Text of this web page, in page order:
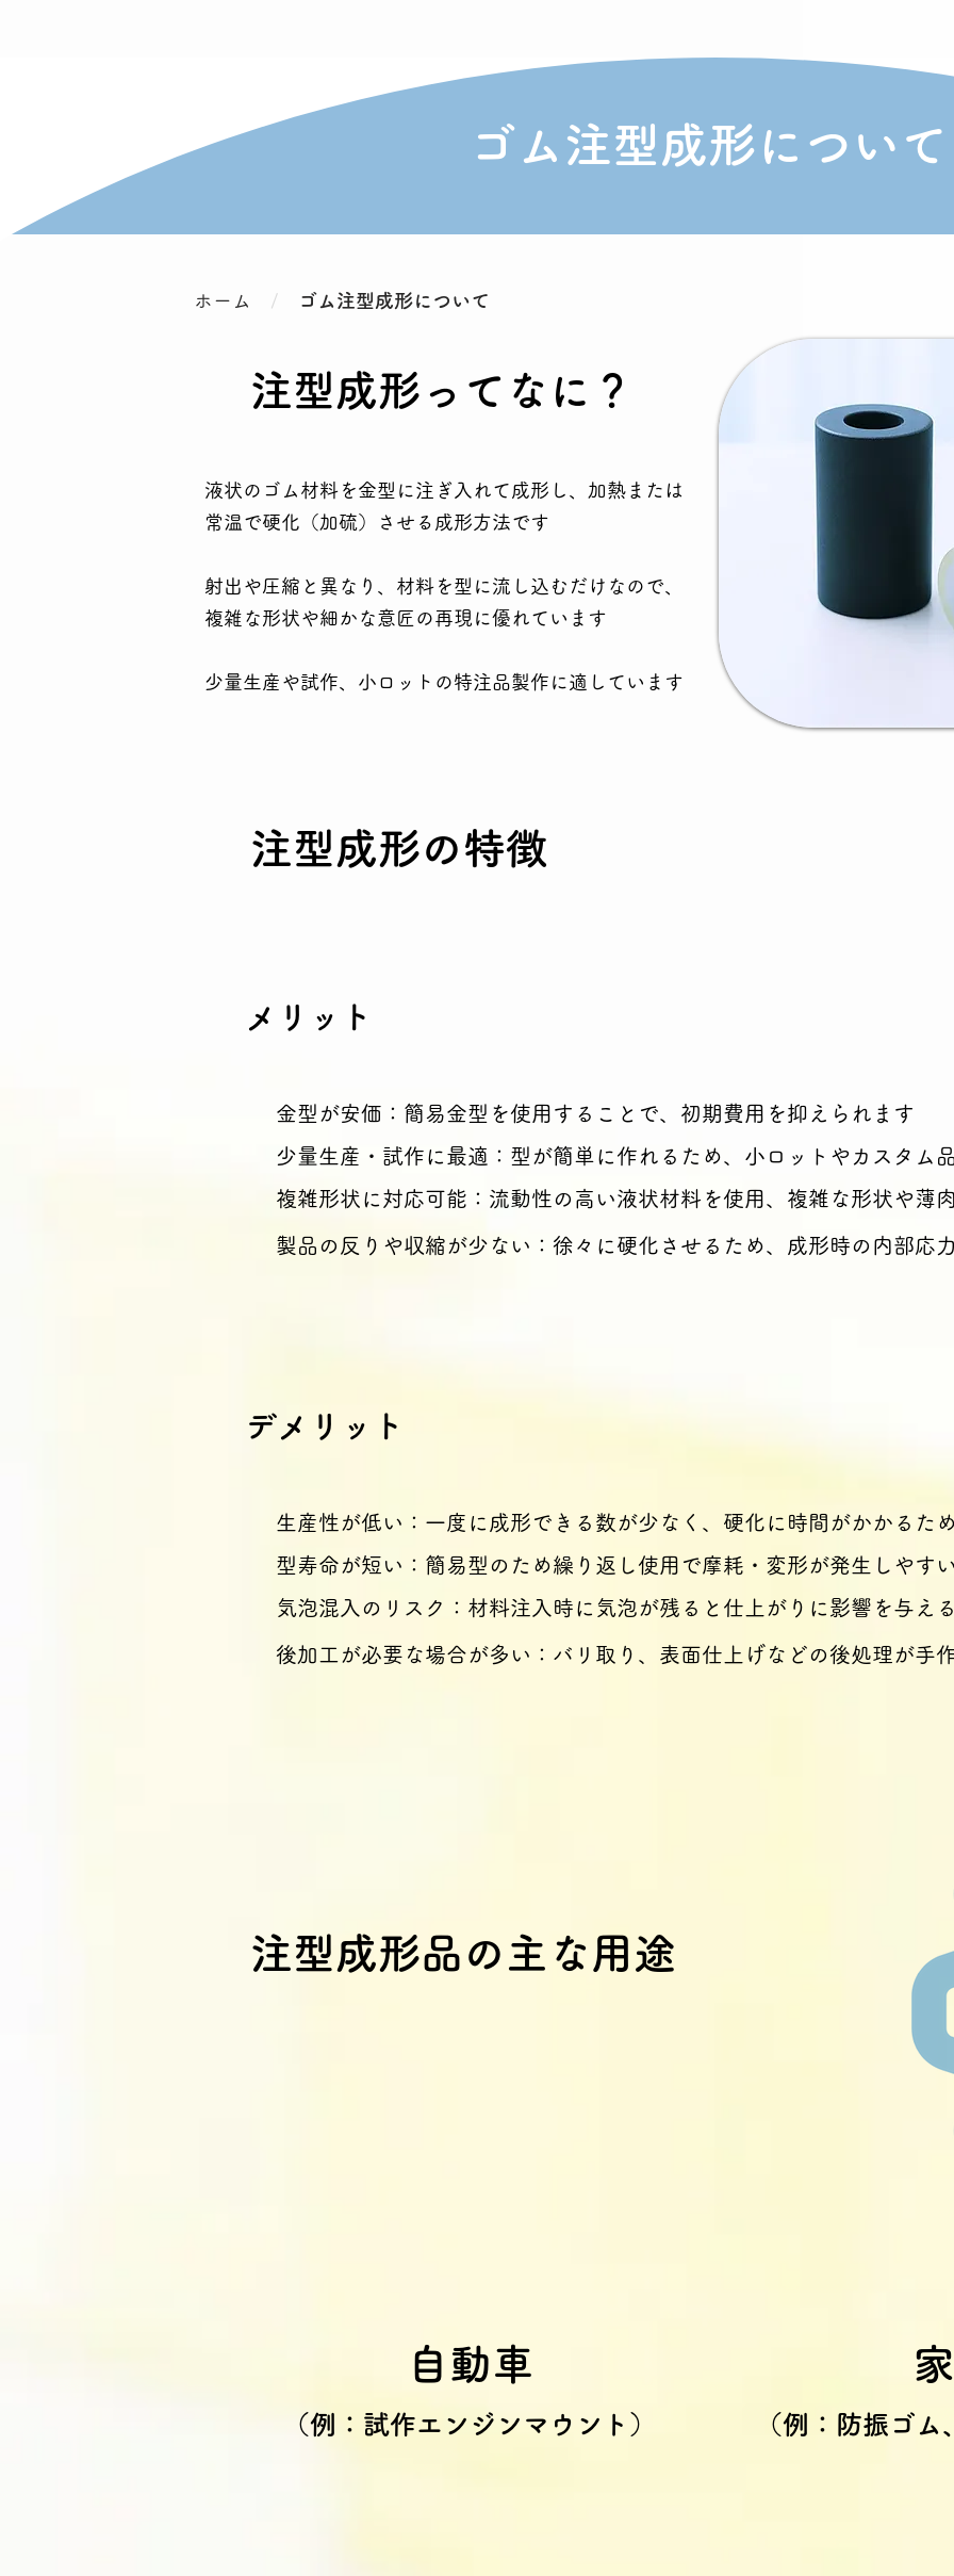
ゴム注型成形について
ホーム / ゴム注型成形について
注型成形ってなに？
液状のゴム材料を金型に注ぎ入れて成形し、加熱または
常温で硬化（加硫）させる成形方法です
射出や圧縮と異なり、材料を型に流し込むだけなので、
複雑な形状や細かな意匠の再現に優れています
少量生産や試作、小ロットの特注品製作に適しています
注型成形の特徴
メリット
金型が安価：簡易金型を使用することで、初期費用を抑えられます
少量生産・試作に最適：型が簡単に作れるため、小ロットやカスタム
複雑形状に対応可能：流動性の高い液状材料を使用、複雑な形状や薄
製品の反りや収縮が少ない：徐々に硬化させるため、成形時の内部応
​デメリット
生産性が低い：一度に成形できる数が少なく、硬化に時間がかかるた
型寿命が短い：簡易型のため繰り返し使用で摩耗・変形が発生しやす
気泡混入のリスク：材料注入時に気泡が残ると仕上がりに影響を与え
後加工が必要な場合が多い：バリ取り、表面仕上げなどの後処理が手
注型成形品の主な用途
自動車
（例：試作エンジンマウント） （例：防振ゴ